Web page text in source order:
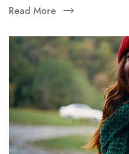
Read More